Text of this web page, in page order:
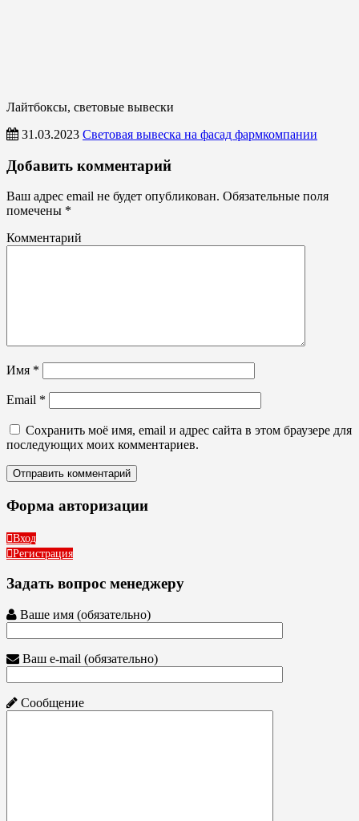
Лайтбоксы, световые вывески
31.03.2023 Световая вывеска на фасад фармкомпании
Лайтбоксы,
световые
вывески
Добавить комментарий
Ваш адрес email не будет опубликован. Обязательные поля
помечены *
Комментарий
Имя *
Email *
Сохранить моё имя, email и адрес сайта в этом браузере для
последующих моих комментариев.
Форма авторизации
Вход
Регистрация
Задать вопрос менеджеру
Ваше имя (обязательно)
Ваш e-mail (обязательно)
Сообщение